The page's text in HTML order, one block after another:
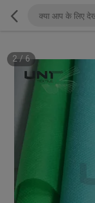
2/ 6